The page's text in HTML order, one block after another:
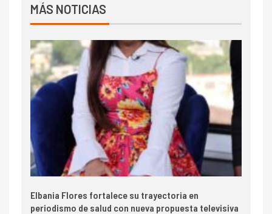
MÁS NOTICIAS
Elbania Flores fortalece su trayectoria en
periodismo de salud con nueva propuesta televisiva